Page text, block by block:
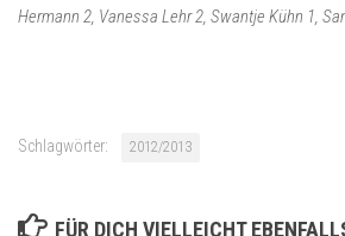
Hermann 2, Vanessa Lehr 2, Swantje Kühn 1,
Schlagwörter: 2012/2013
FÜR DICH VIELLEICHT